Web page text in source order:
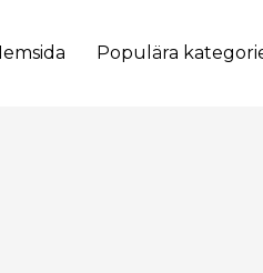
Populära